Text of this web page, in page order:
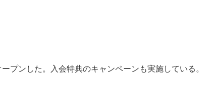
ンした。入会特典のキャンペーンも実施している。